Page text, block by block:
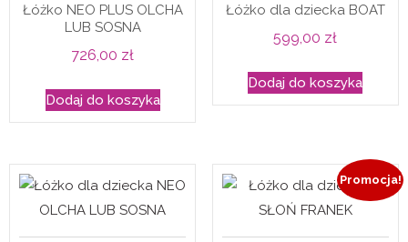
Łóżko NEO PLUS OLCHA
LUB SOSNA
726,00 zł
Dodaj do koszyka
Łóżko dla dziecka BOAT
599,00 zł
Dodaj do koszyka
Promocja!